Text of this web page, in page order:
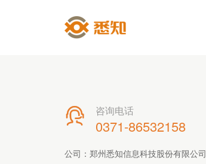
 咨询电话
0371-86532158
公司：郑州悉知信息科技股份有限公司